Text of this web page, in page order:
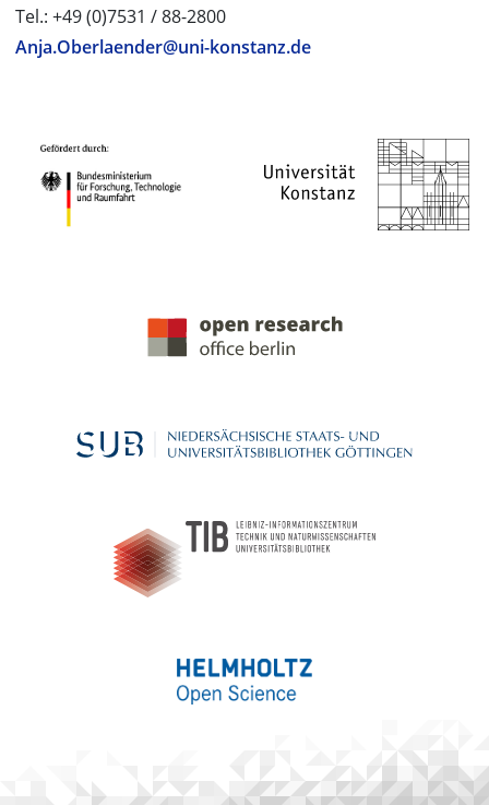
Tel.: +49 (0)7531 / 88-2800
Anja.Oberlaender@uni-konstanz.de